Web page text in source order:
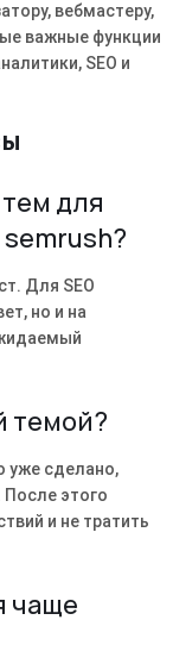
вебмастеру,
важные функции
SEO и
для
Для SEO
но и на
темой?
уже сделано,
После этого
и не тратить
чаще